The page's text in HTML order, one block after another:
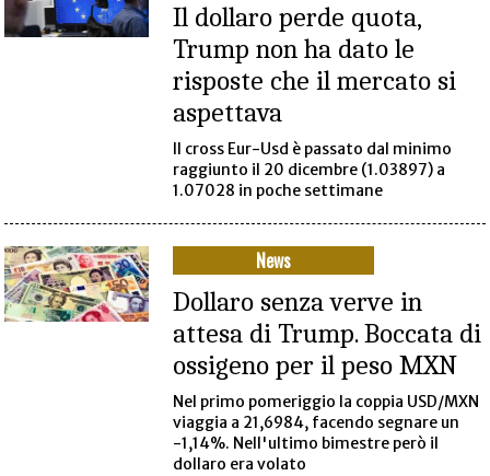
Il dollaro perde quota,
Trump non ha dato le
risposte che il mercato si
aspettava
Il cross Eur-Usd è passato dal minimo
raggiunto il 20 dicembre (1.03897) a
1.07028 in poche settimane
News
Dollaro senza verve in
attesa di Trump. Boccata di
ossigeno per il peso MXN
Nel primo pomeriggio la coppia USD/MXN
viaggia a 21,6984, facendo segnare un
-1,14%. Nell'ultimo bimestre però il
dollaro era volato